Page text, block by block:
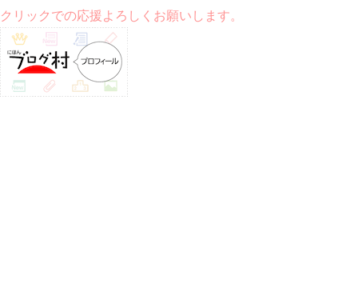
クリックでの応援よろしくお願いします。